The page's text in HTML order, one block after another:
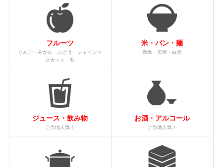
フルーツ
りんご・みかん・ぶどう・シャインマ
スカット・梨
米・パン・麺
新米・玄米・白米
ジュース・飲み物
ご当地人気！
お酒・アルコール
ご当地人気！